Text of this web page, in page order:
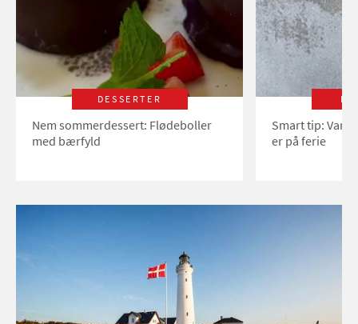
DESSERTER
Nem sommerdessert: Flødeboller
med bærfyld
Smart tip:
er på ferie